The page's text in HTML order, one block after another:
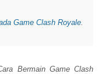
Game Clash Royale.
Bermain Game Clash